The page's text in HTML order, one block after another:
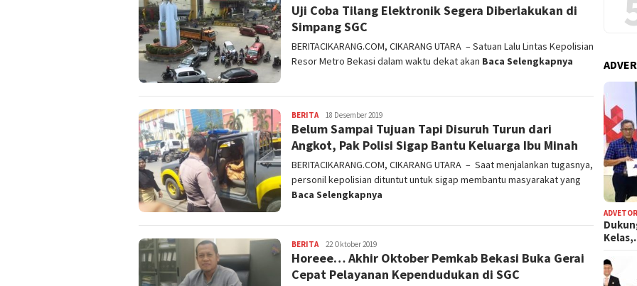
Uji Coba Tilang Elektronik Segera Diberlakukan di
Simpang SGC
BERITACIKARANG.COM, CIKARANG UTARA – Satuan Lalu Lintas Kepolisian
Resor Metro Bekasi dalam waktu dekat akan Baca Selengkapnya
BERITAadmin
18 Desember 2019
Belum Sampai Tujuan Tapi Disuruh Turun dari
Angkot, Pak Polisi Sigap Bantu Keluarga Ibu Minah
BERITACIKARANG.COM, CIKARANG UTARA – Saat menjalankan tugasnya,
personil kepolisian dituntut untuk sigap membantu masyarakat yang
Baca Selengkapnya
BERITAadmin
22 Oktober 2019
Horeee… Akhir Oktober Pemkab Bekasi Buka Gerai
Cepat Pelayanan Kependudukan di SGC